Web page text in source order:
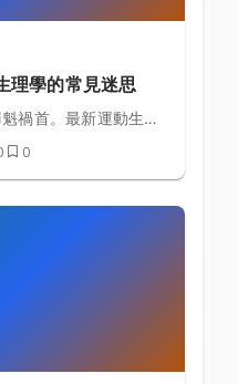
理學的常見迷思
禍首。最新運動生理
和疲勞的真實機制。
0